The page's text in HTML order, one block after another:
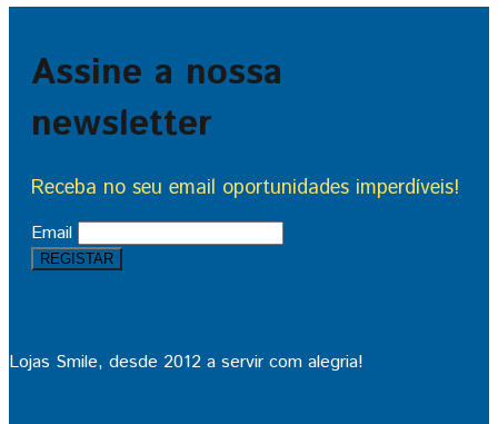
Assine a nossa
newsletter
Receba no seu email oportunidades imperdíveis!
Email
Lojas Smile, desde 2012 a servir com alegria!